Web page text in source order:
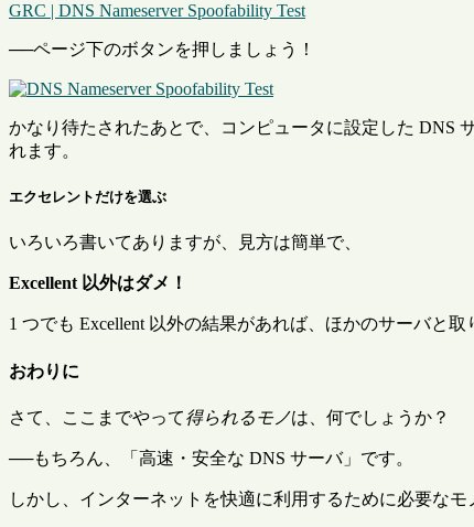
GRC | DNS Nameserver Spoofability Test
──ページ下のボタンを押しましょう！
かなり待たされたあとで、コンピュータに設定した DNS
れます。
エクセレントだけを選ぶ
いろいろ書いてありますが、見方は簡単で、
Excellent 以外はダメ！
1 つでも Excellent 以外の結果があれば、ほかのサーバと
おわりに
さて、ここまでやって得られるモノは、何でしょうか？
──もちろん、「高速・安全な DNS サーバ」です。
しかし、インターネットを快適に利用するために必要な